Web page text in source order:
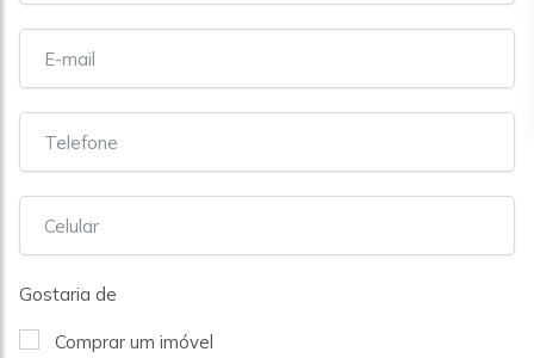
Gostaria de
Comprar um imóvel